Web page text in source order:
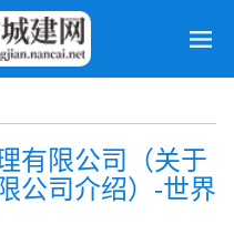
有限公司（关于
公司介绍）-世界